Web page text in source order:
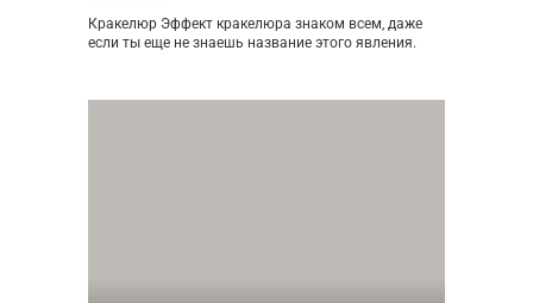
Кракелюр Эффект кракелюра знаком всем, даже
если ты еще не знаешь название этого явления.